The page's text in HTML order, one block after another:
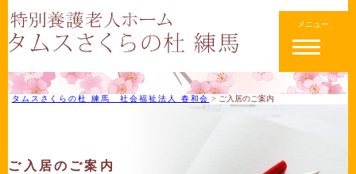
メニュー
タムスさくらの杜 練馬 社会福祉法人 春和会 > ご入居のご案内
ご入居のご案内